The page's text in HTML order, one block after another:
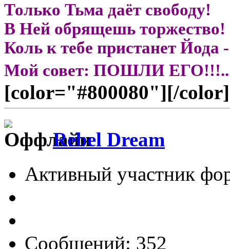
Только Тьма даёт свободу!
В Ней обрящешь торжество!
Коль к тебе пристанет Йода -
Мой совет: ПОШЛИ ЕГО!!!..
[color="#800080"][/color]
Rebel Dream
Активный участник
Сообщений: 352